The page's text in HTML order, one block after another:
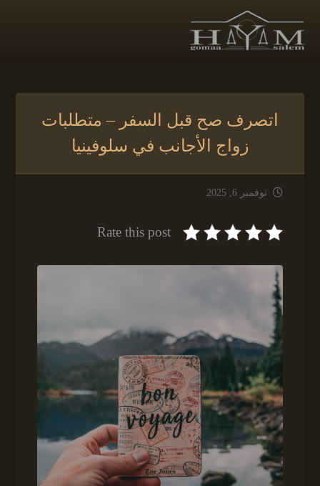
اتصرف صح قبل السفر – متطلبات
زواج الأجانب في سلوفينيا
نوفمبر 6, 2025
Rate this post